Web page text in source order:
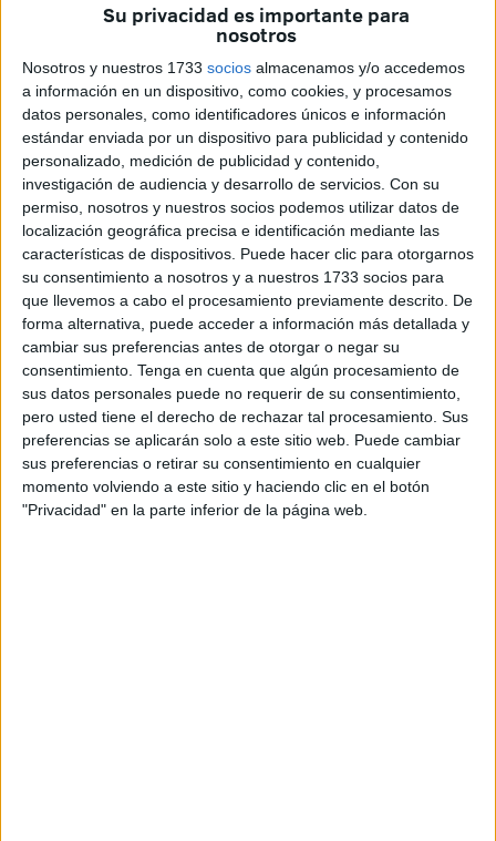
Su privacidad es importante para
nosotros
Nosotros y nuestros 1733 socios almacenamos y/o accedemos
a información en un dispositivo, como cookies, y procesamos
datos personales, como identificadores únicos e información
estándar enviada por un dispositivo para publicidad y contenido
personalizado, medición de publicidad y contenido,
investigación de audiencia y desarrollo de servicios. Con su
permiso, nosotros y nuestros socios podemos utilizar datos de
localización geográfica precisa e identificación mediante las
características de dispositivos. Puede hacer clic para otorgarnos
su consentimiento a nosotros y a nuestros 1733 socios para
que llevemos a cabo el procesamiento previamente descrito. De
forma alternativa, puede acceder a información más detallada y
cambiar sus preferencias antes de otorgar o negar su
consentimiento. Tenga en cuenta que algún procesamiento de
sus datos personales puede no requerir de su consentimiento,
pero usted tiene el derecho de rechazar tal procesamiento. Sus
preferencias se aplicarán solo a este sitio web. Puede cambiar
sus preferencias o retirar su consentimiento en cualquier
momento volviendo a este sitio y haciendo clic en el botón
"Privacidad" en la parte inferior de la página web.
RelatedPosts
¿Has renovado tu inscripción en el
padrón cada dos años? Comprueba si ha
caducado
HACE 24 MINUTOS
El inmigrante que llegó en parapente a
Benzú en pleno blindaje de la frontera
con Marruecos
HACE 47 MINUTOS
Carta abierta a nuestro delegado del
Gobierno
HACE 1 HORA
Hasta 7.000 euros por pase de